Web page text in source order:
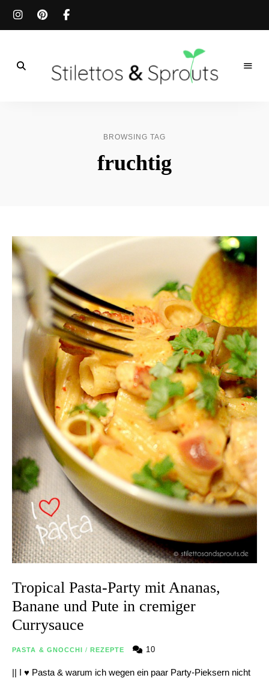
Sprouts
BROWSING TAG
fruchtig
Tropical Pasta-Party mit Ananas,
Banane und Pute in cremiger
Currysauce
PASTA & GNOCCHI / REZEPTE 10
|| I ♥ Pasta & warum ich wegen ein paar Party-Pieksern nicht